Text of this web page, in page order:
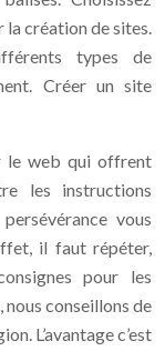
création de sites.
types de
Créer un site
le web qui offrent
les instructions
vous
il faut répéter,
pour les
nous conseillons de
L’avantage c’est